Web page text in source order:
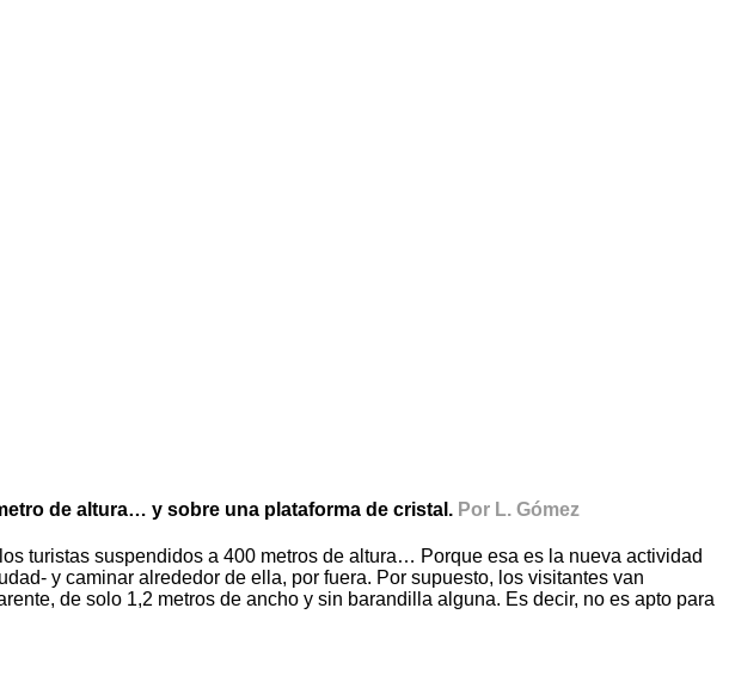
de altura… y sobre una plataforma de cristal. Por L. Gómez
turistas suspendidos a 400 metros de altura… Porque esa es la nueva actividad
y caminar alrededor de ella, por fuera. Por supuesto, los visitantes van
de solo 1,2 metros de ancho y sin barandilla alguna. Es decir, no es apto para